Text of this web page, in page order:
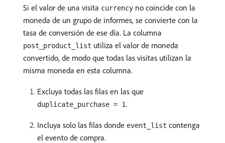
Si el valor de una visita currency no coincide con la
moneda de un grupo de informes, se convierte con la
tasa de conversión de ese día. La columna
post_product_list utiliza el valor de moneda
convertido, de modo que todas las visitas utilizan la
misma moneda en esta columna.
Excluya todas las filas en las que
duplicate_purchase = 1.
Incluya solo las filas donde event_list contenga
el evento de compra.